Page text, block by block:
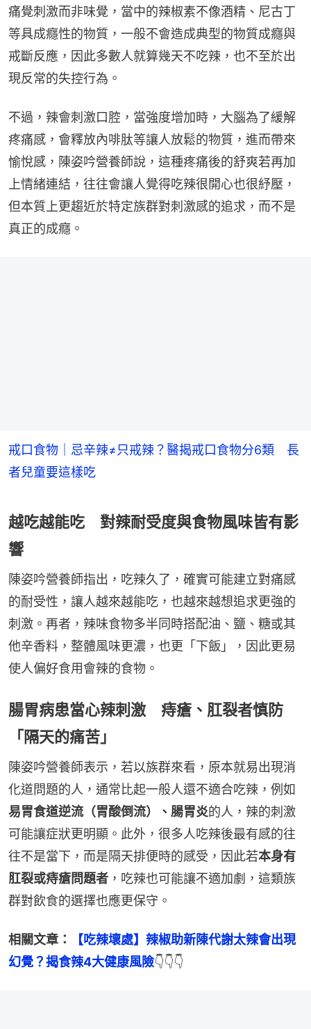
痛覺刺激而非味覺，當中的辣椒素不像酒精、尼古丁
等具成癮性的物質，一般不會造成典型的物質成癮與
戒斷反應，因此多數人就算幾天不吃辣，也不至於出
現反常的失控行為。
不過，辣會刺激口腔，當強度增加時，大腦為了緩解
疼痛感，會釋放內啡肽等讓人放鬆的物質，進而帶來
愉悅感，陳姿吟營養師說，這種疼痛後的舒爽若再加
上情緒連結，往往會讓人覺得吃辣很開心也很紓壓，
但本質上更趨近於特定族群對刺激感的追求，而不是
真正的成癮。
戒口食物｜忌辛辣≠只戒辣？醫揭戒口食物分6類 長
者兒童要這樣吃
越吃越能吃 對辣耐受度與食物風味皆有影
響
陳姿吟營養師指出，吃辣久了，確實可能建立對痛感
的耐受性，讓人越來越能吃，也越來越想追求更強的
刺激。再者，辣味食物多半同時搭配油、鹽、糖或其
他辛香料，整體風味更濃，也更「下飯」，因此更易
使人偏好食用會辣的食物。
腸胃病患當心辣刺激 痔瘡、肛裂者慎防
「隔天的痛苦」
陳姿吟營養師表示，若以族群來看，原本就易出現消
化道問題的人，通常比起一般人還不適合吃辣，例如
易胃食道逆流（胃酸倒流）、腸胃炎的人，辣的刺激
可能讓症狀更明顯。此外，很多人吃辣後最有感的往
往不是當下，而是隔天排便時的感受，因此若本身有
肛裂或痔瘡問題者 ，吃辣也可能讓不適加劇，這類族
群對飲食的選擇也應更保守。
相關文章：
【吃辣壞處】辣椒助新陳代謝太辣會出現
幻覺？揭食辣4大健康風險👇👇👇